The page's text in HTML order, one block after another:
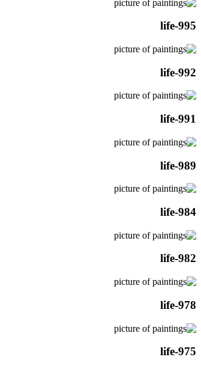
life-995
life-992
life-991
life-989
life-984
life-982
life-978
life-975